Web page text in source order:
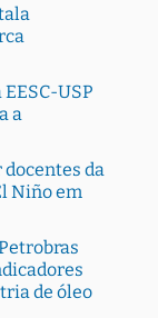
USP
a
docentes da
Niño em
de óleo